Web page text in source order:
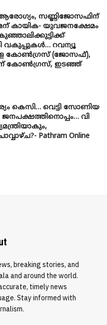
സണ്ണിജോസഫിന്
കായിക- യുവജനക്ഷേമം
വകുപ്പുകൾ… റവന്യൂ
കോൺഗ്രസ് (ജോസഫ്),
കോൺഗ്രസ്, ഇടഞ്ഞ്
കെസി… വെട്ടി സോണിയ
ജനപക്ഷത്തിനൊപ്പം… വി
Pathram Online
breaking stories, and
and around the world.
timely news
Stay informed with